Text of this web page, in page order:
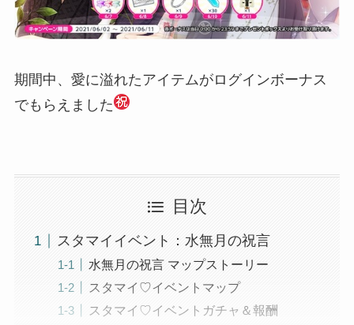
期間中、愛に溢れたアイテムがログインボーナス
でもらえました
目次
スタマイイベント：水無月の祝言
水無月の祝言 マップストーリー
スタマイ♡イベントマップ
スタマイ♡イベントガチャ＆報酬